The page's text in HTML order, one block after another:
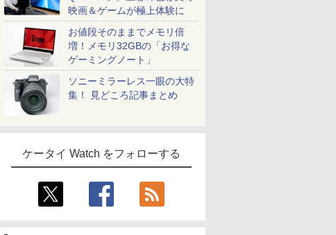
映画＆ゲームが極上体験に
お値段そのままでメモリ倍
増！メモリ32GBの「お得な
ゲーミングノート」
ソニーミラーレス一眼の大特
集！ 見どころ記事まとめ
ケータイ Watch をフォローする